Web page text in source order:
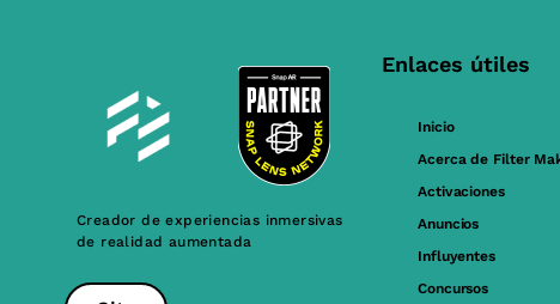
Creador de experiencias inmersivas
de realidad aumentada
Enlaces útiles
Inicio
Acerca de Filter
Activaciones
Anuncios
Influyentes
Concursos